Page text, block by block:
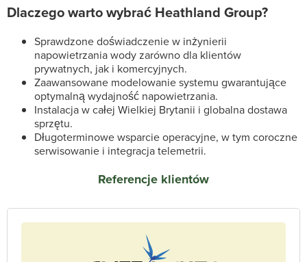
Dlaczego warto wybrać Heathland Group?
Sprawdzone doświadczenie w inżynierii
napowietrzania wody zarówno dla klientów
prywatnych, jak i komercyjnych.
Zaawansowane modelowanie systemu gwarantujące
optymalną wydajność napowietrzania.
Instalacja w całej Wielkiej Brytanii i globalna dostawa
sprzętu.
Długoterminowe wsparcie operacyjne, w tym coroczne
serwisowanie i integracja telemetrii.
Referencje klientów